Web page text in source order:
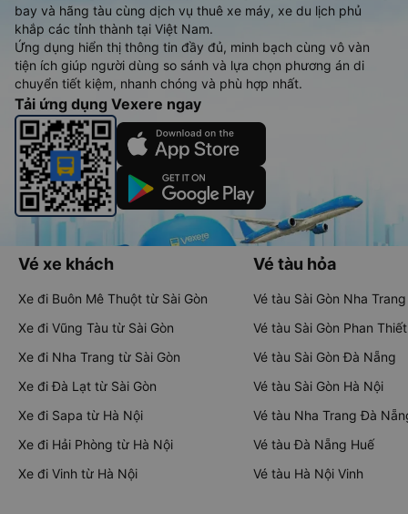
bay và hãng tàu cùng dịch vụ thuê xe máy, xe du lịch phủ
khắp các tỉnh thành tại Việt Nam.
Ứng dụng hiển thị thông tin đầy đủ, minh bạch cùng vô vàn
tiện ích giúp người dùng so sánh và lựa chọn phương án di
chuyển tiết kiệm, nhanh chóng và phù hợp nhất.
Tải ứng dụng Vexere ngay
Vé xe khách
Xe đi Buôn Mê Thuột từ Sài Gòn
Xe đi Vũng Tàu từ Sài Gòn
Xe đi Nha Trang từ Sài Gòn
Xe đi Đà Lạt từ Sài Gòn
Xe đi Sapa từ Hà Nội
Xe đi Hải Phòng từ Hà Nội
Xe đi Vinh từ Hà Nội
Vé tàu hỏa
Vé tàu Sài Gòn Nha Trang
Vé tàu Sài Gòn Phan Thiết
Vé tàu Sài Gòn Đà Nẵng
Vé tàu Sài Gòn Hà Nội
Vé tàu Nha Trang Đà
Vé tàu Đà Nẵng Huế
Vé tàu Hà Nội Vinh